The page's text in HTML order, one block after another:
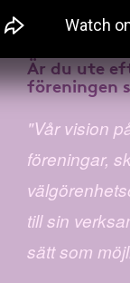
Är du ute
föreningen
"Vår vision
föreningar,
till sin
sätt som